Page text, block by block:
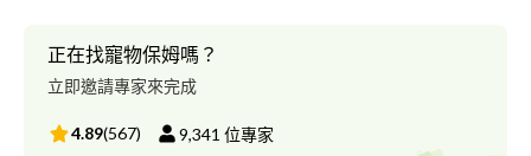
正在找寵物保姆嗎？
立即邀請專家來完成
4.89(567) 9,341 位專家